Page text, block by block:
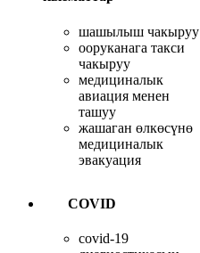
шашылыш чакыруу
ооруканага такси
чакыруу
медициналык
авиация менен
ташуу
жашаган өлкөсүнө
медициналык
эвакуация
COVID
covid-19